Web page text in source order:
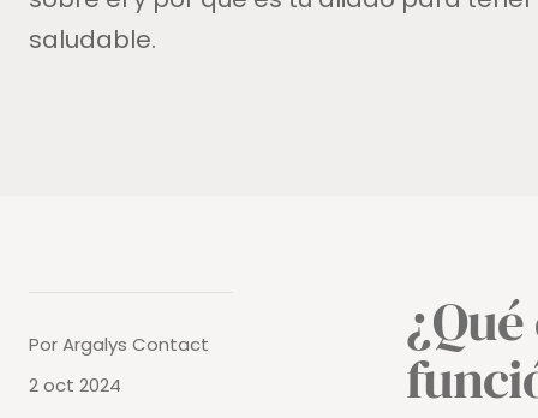
saludable.
Por Argalys Contact
2 oct 2024